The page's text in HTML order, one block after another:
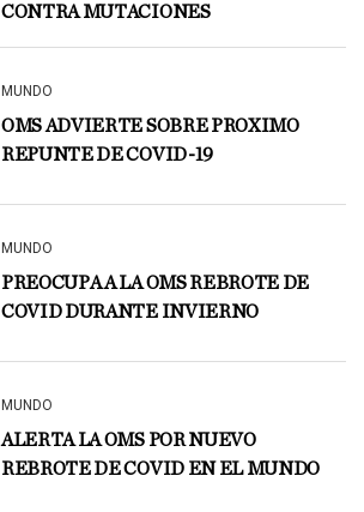
CONTRA MUTACIONES
MUNDO
OMS ADVIERTE SOBRE PROXIMO
REPUNTE DE COVID-19
MUNDO
PREOCUPA A LA OMS REBROTE DE
COVID DURANTE INVIERNO
MUNDO
ALERTA LA OMS POR NUEVO
REBROTE DE COVID EN EL MUNDO